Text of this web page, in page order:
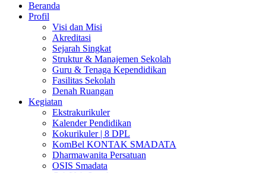
Beranda
Profil
Visi dan Misi
Akreditasi
Sejarah Singkat
Struktur & Manajemen Sekolah
Guru & Tenaga Kependidikan
Fasilitas Sekolah
Denah Ruangan
Kegiatan
Ekstrakurikuler
Kalender Pendidikan
Kokurikuler | 8 DPL
KomBel KONTAK SMADATA
Dharmawanita Persatuan
OSIS Smadata